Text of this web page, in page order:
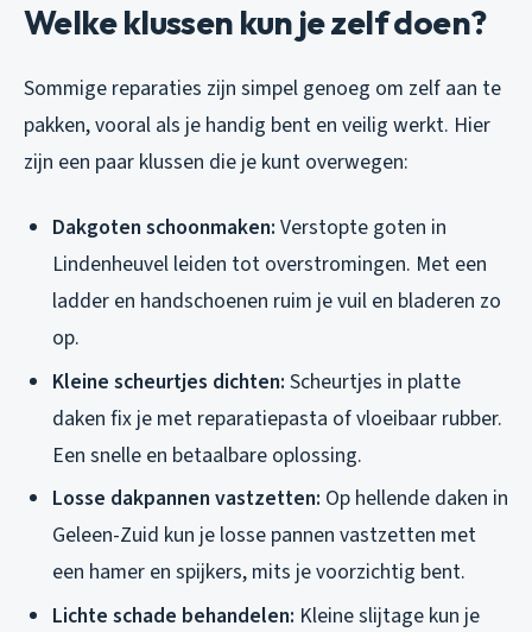
Welke klussen kun je zelf doen?
Sommige reparaties zijn simpel genoeg om zelf aan te
pakken, vooral als je handig bent en veilig werkt. Hier
zijn een paar klussen die je kunt overwegen:
Dakgoten schoonmaken: Verstopte goten in
Lindenheuvel leiden tot overstromingen. Met een
ladder en handschoenen ruim je vuil en bladeren zo
op.
Kleine scheurtjes dichten: Scheurtjes in platte
daken fix je met reparatiepasta of vloeibaar rubber.
Een snelle en betaalbare oplossing.
Losse dakpannen vastzetten: Op hellende daken in
Geleen-Zuid kun je losse pannen vastzetten met
een hamer en spijkers, mits je voorzichtig bent.
Lichte schade behandelen: Kleine slijtage kun je